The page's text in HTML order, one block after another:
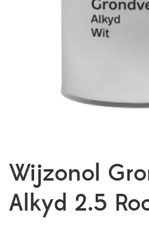
Wijzonol
Alkyd 2.5